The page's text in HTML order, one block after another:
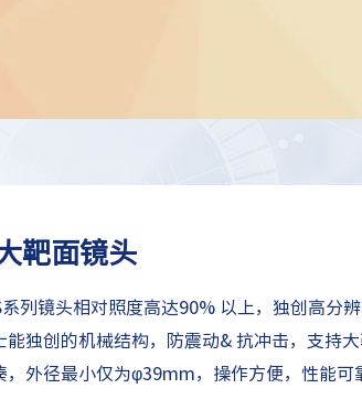
靶面镜头
列镜头相对照度高达90% 以上，独创高分
独创的机械结构，防震动& 抗冲击，支持
外径最小仅为φ39mm，操作方便，性能可